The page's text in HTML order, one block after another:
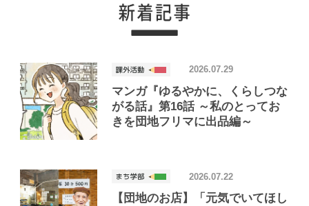
マンガ『ゆるやかに、くらしつな
がる話』第16話 ～私のとってお
きを団地フリマに出品編～
2026.07.29
【団地のお店】「元気でいてほし
2026.07.22